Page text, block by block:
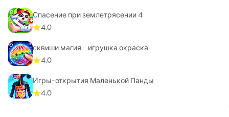
Спасение при землетрясении 4
4.0
сквиши магия - игрушка окраска
4.0
Игры-открытия Маленькой Панды
4.0